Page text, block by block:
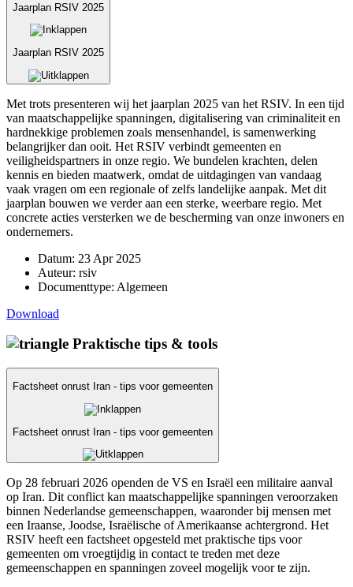
Jaarplan RSIV 2025
Jaarplan RSIV 2025
Met trots presenteren wij het jaarplan 2025 van het RSIV. In een tijd
van maatschappelijke spanningen, digitalisering van criminaliteit en
hardnekkige problemen zoals mensenhandel, is samenwerking
belangrijker dan ooit. Het RSIV verbindt gemeenten en
veiligheidspartners in onze regio. We bundelen krachten, delen
kennis en bieden maatwerk, omdat de uitdagingen van vandaag
vaak vragen om een regionale of zelfs landelijke aanpak. Met dit
jaarplan bouwen we verder aan een sterke, weerbare regio. Met
concrete acties versterken we de bescherming van onze inwoners en
ondernemers.
Datum: 23 Apr 2025
Auteur: rsiv
Documenttype: Algemeen
Download
Praktische tips & tools
Factsheet onrust Iran - tips voor gemeenten
Factsheet onrust Iran - tips voor gemeenten
Op 28 februari 2026 openden de VS en Israël een militaire aanval
op Iran. Dit conflict kan maatschappelijke spanningen veroorzaken
binnen Nederlandse gemeenschappen, waaronder bij mensen met
een Iraanse, Joodse, Israëlische of Amerikaanse achtergrond. Het
RSIV heeft een factsheet opgesteld met praktische tips voor
gemeenten om vroegtijdig in contact te treden met deze
gemeenschappen en spanningen zoveel mogelijk voor te zijn.